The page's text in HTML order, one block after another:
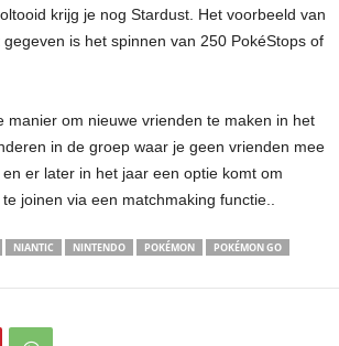
krijg je nog Stardust. Het voorbeeld van
is het spinnen van 250 PokéStops of
manier om nieuwe vrienden te maken in het
in de groep waar je geen vrienden mee
er later in het jaar een optie komt om
joinen via een matchmaking functie..
NIANTIC NINTENDO POKÉMON
POKÉMON GO